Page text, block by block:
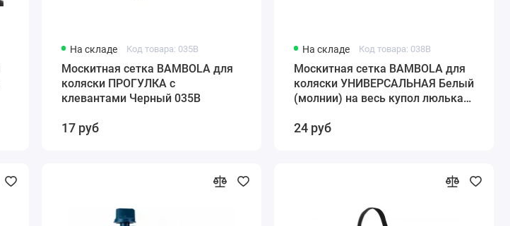
На складе Код товара: 035В
Москитная сетка BAMBOLA для
коляски ПРОГУЛКА с
клевантами Черный 035В
17 руб
На складе Код товара: 038B
Москитная сетка BAMBOLA для
коляски УНИВЕРСАЛЬНАЯ Белый
(молнии) на весь купол люлька/
24 руб